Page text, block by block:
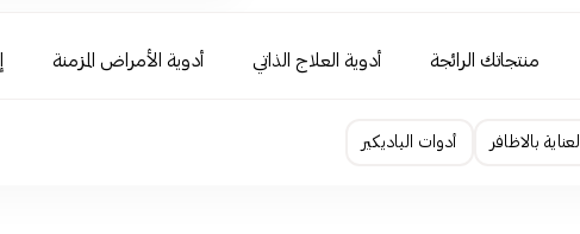
منتجاتك الرائجة أدوية العلاج الذاتي أدوية الأمراض المزمنة
العناية بالاظافر أدوات الباديكير